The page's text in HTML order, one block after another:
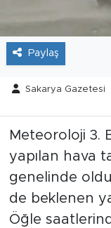
Paylaş
Sakarya Gazetesi
Meteoroloji 3.
yapılan hava
genelinde
de beklenen
Öğle
Foto Şaka
Teknoloji
Politika